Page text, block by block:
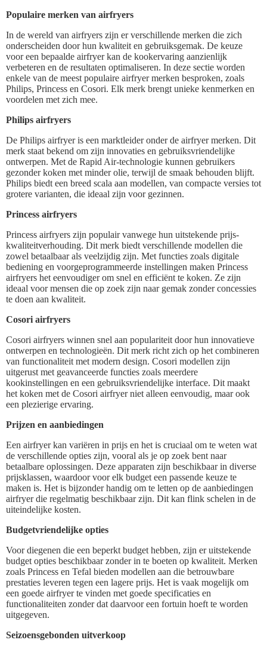
Populaire merken van airfryers
In de wereld van airfryers zijn er verschillende merken die zich
onderscheiden door hun kwaliteit en gebruiksgemak. De keuze
voor een bepaalde airfryer kan de kookervaring aanzienlijk
verbeteren en de resultaten optimaliseren. In deze sectie worden
enkele van de meest populaire airfryer merken besproken, zoals
Philips, Princess en Cosori. Elk merk brengt unieke kenmerken en
voordelen met zich mee.
Philips airfryers
De Philips airfryer is een marktleider onder de airfryer merken. Dit
merk staat bekend om zijn innovaties en gebruiksvriendelijke
ontwerpen. Met de Rapid Air-technologie kunnen gebruikers
gezonder koken met minder olie, terwijl de smaak behouden blijft.
Philips biedt een breed scala aan modellen, van compacte versies tot
grotere varianten, die ideaal zijn voor gezinnen.
Princess airfryers
Princess airfryers zijn populair vanwege hun uitstekende prijs-
kwaliteitverhouding. Dit merk biedt verschillende modellen die
zowel betaalbaar als veelzijdig zijn. Met functies zoals digitale
bediening en voorgeprogrammeerde instellingen maken Princess
airfryers het eenvoudiger om snel en efficiënt te koken. Ze zijn
ideaal voor mensen die op zoek zijn naar gemak zonder concessies
te doen aan kwaliteit.
Cosori airfryers
Cosori airfryers winnen snel aan populariteit door hun innovatieve
ontwerpen en technologieën. Dit merk richt zich op het combineren
van functionaliteit met modern design. Cosori modellen zijn
uitgerust met geavanceerde functies zoals meerdere
kookinstellingen en een gebruiksvriendelijke interface. Dit maakt
het koken met de Cosori airfryer niet alleen eenvoudig, maar ook
een plezierige ervaring.
Prijzen en aanbiedingen
Een airfryer kan variëren in prijs en het is cruciaal om te weten wat
de verschillende opties zijn, vooral als je op zoek bent naar
betaalbare oplossingen. Deze apparaten zijn beschikbaar in diverse
prijsklassen, waardoor voor elk budget een passende keuze te
maken is. Het is bijzonder handig om te letten op de aanbiedingen
airfryer die regelmatig beschikbaar zijn. Dit kan flink schelen in de
uiteindelijke kosten.
Budgetvriendelijke opties
Voor diegenen die een beperkt budget hebben, zijn er uitstekende
budget opties beschikbaar zonder in te boeten op kwaliteit. Merken
zoals Princess en Tefal bieden modellen aan die betrouwbare
prestaties leveren tegen een lagere prijs. Het is vaak mogelijk om
een goede airfryer te vinden met goede specificaties en
functionaliteiten zonder dat daarvoor een fortuin hoeft te worden
uitgegeven.
Seizoensgebonden uitverkoop